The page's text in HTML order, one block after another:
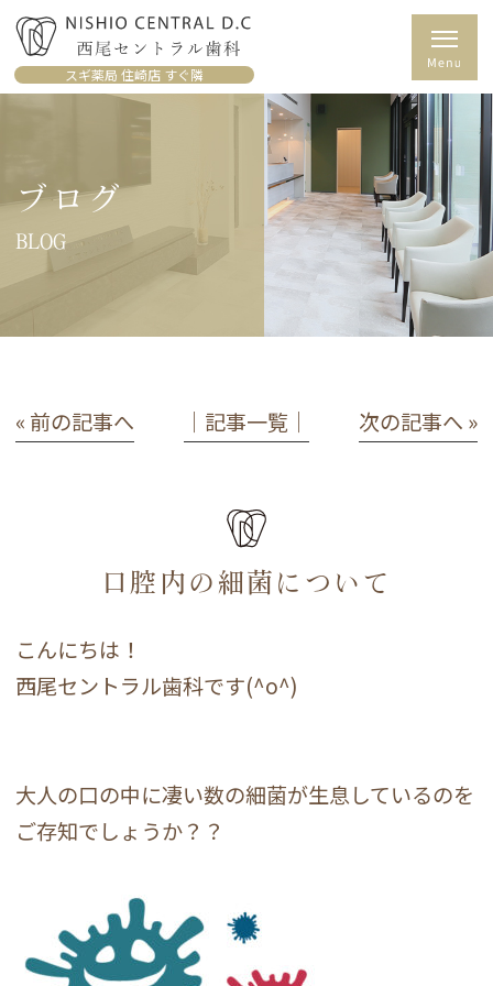
スギ薬局 住崎店 すぐ隣
ブログ
BLOG
« 前の記事へ │記事一覧│ 次の記事へ »
口腔内の細菌について
こんにちは！
西尾セントラル歯科です(^o^)
大人の口の中に凄い数の細菌が生息しているのを
ご存知でしょうか？？